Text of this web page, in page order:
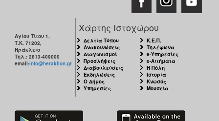
Αγίου Τίτου 1,
Τ.Κ. 71202,
Ηράκλειο
Τηλ.: 2813-409000
email:info@heraklion.gr
Χάρτης Ιστοχώρου
Δελτία Τύπου
Ανακοινώσεις
Διαγωνισμοί
Προσλήψεις
Διαβουλεύσεις
Εκδηλώσεις
Ο Δήμος
Υπηρεσίες
Κ.Ε.Π.
Τηλέφωνα
e-Υπηρεσίες
e-Αιτήματα
Η Πόλη
Ιστορία
Κνωσός
Μουσεία